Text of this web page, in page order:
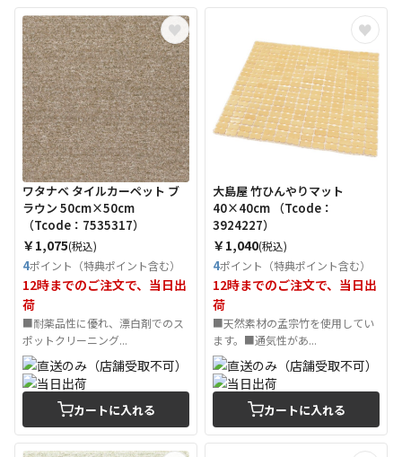
ワタナベ タイルカーペット ブ
ラウン 50cm×50cm
（Tcode：7535317）
￥1,075(税込)
4ポイント（特典ポイント含む）
12時までのご注文で、当日出
荷
■耐薬品性に優れ、漂白剤でのス
ポットクリーニング...
カートに入れる
大島屋 竹ひんやりマット
40×40cm （Tcode：
3924227）
￥1,040(税込)
4ポイント（特典ポイント含む）
12時までのご注文で、当日出
荷
■天然素材の孟宗竹を使用してい
ます。■通気性があ...
カートに入れる